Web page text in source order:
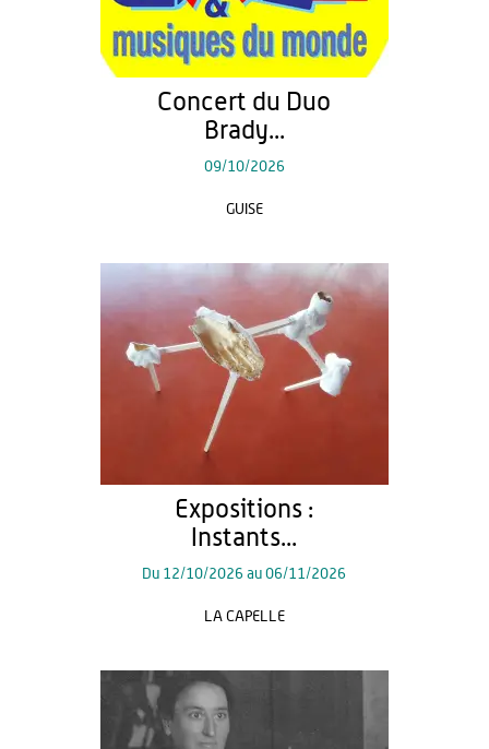
Concert du Duo
Brady...
09/10/2026
GUISE
Expositions :
Instants...
Du 12/10/2026 au06/11/2026
LA CAPELLE